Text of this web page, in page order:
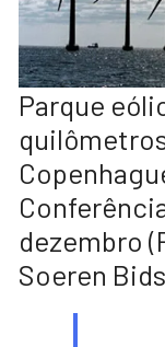
Parque
dezembro
Soeren